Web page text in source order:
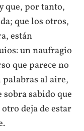
que, por tanto,
que los otros,
están
un naufragio
que parece no
al aire,
sabido que
deja de estar